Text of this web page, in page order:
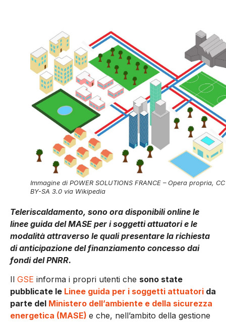
Immagine di POWER SOLUTIONS FRANCE – Opera propria, CC
BY-SA 3.0 via Wikipedia
Teleriscaldamento, sono ora disponibili online le
linee guida del MASE per i soggetti attuatori e le
modalità attraverso le quali presentare la richiesta
di anticipazione del finanziamento concesso dai
fondi del PNRR.
Il GSE informa i propri utenti che sono state
pubblicate le Linee guida per i soggetti attuatori da
parte del Ministero dell’ambiente e della sicurezza
energetica (MASE) e che, nell’ambito della gestione